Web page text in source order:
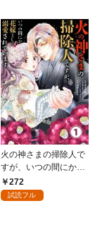
火の神さまの掃除人で
すが、いつの間にか花
嫁として溺愛されてい
ます【単話】（１）
272
試読フル